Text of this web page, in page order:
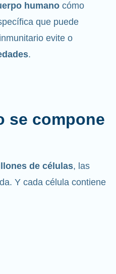
humano cómo
que puede
evite o
.
se compone
de células, las
Y cada célula contiene